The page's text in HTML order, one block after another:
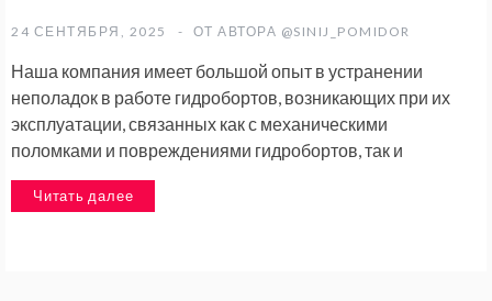
24 СЕНТЯБРЯ, 2025 ОТ АВТОРА @SINIJ_POMIDOR
Наша компания имеет большой опыт в устранении
неполадок в работе гидробортов, возникающих при их
эксплуатации, связанных как с механическими
поломками и повреждениями гидробортов, так и
Читать далее